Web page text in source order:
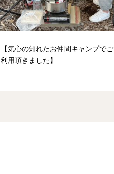
【気心の知れたお仲間キャンプでご
利用頂きました】